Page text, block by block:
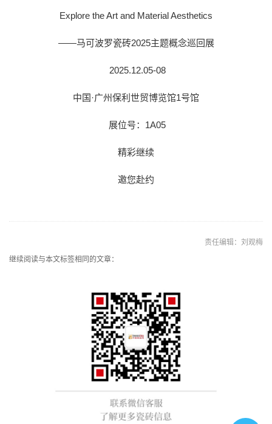
Explore the Art and Material Aesthetics
——马可波罗瓷砖2025主题概念巡回展
2025.12.05-08
中国·广州保利世贸博览馆1号馆
展位号：1A05
精彩继续
邀您赴约
责任编辑：刘观梅
继续阅读与本文标签相同的文章：